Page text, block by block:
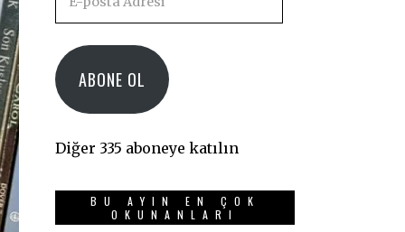
Adresi
ABONE OL
Diğer 335 aboneye katılın
BU AYIN EN ÇOK
OKUNANLARI